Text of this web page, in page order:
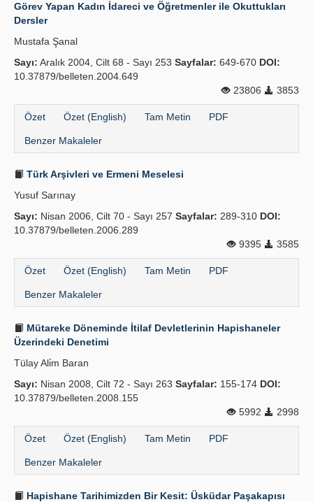
Görev Yapan Kadın İdareci ve Öğretmenler ile Okuttukları
Dersler
Mustafa Şanal
Sayı: Aralık 2004, Cilt 68 - Sayı 253 Sayfalar: 649-670 DOI:
10.37879/belleten.2004.649
23806
3853
Özet Özet (English) Tam Metin PDF
Benzer Makaleler
Türk Arşivleri ve Ermeni Meselesi
Yusuf Sarınay
Sayı: Nisan 2006, Cilt 70 - Sayı 257 Sayfalar: 289-310 DOI:
10.37879/belleten.2006.289
9395
3585
Özet Özet (English) Tam Metin PDF
Benzer Makaleler
Mütareke Döneminde İtilaf Devletlerinin Hapishaneler
Üzerindeki Denetimi
Tülay Ali̇m Baran
Sayı: Nisan 2008, Cilt 72 - Sayı 263 Sayfalar: 155-174 DOI:
10.37879/belleten.2008.155
5992
2998
Özet Özet (English) Tam Metin PDF
Benzer Makaleler
Hapishane Tarihimizden Bir Kesit: Üsküdar Paşakapısı